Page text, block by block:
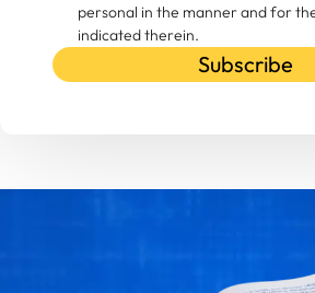
personal in the manner and for
indicated therein.
Subscribe